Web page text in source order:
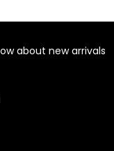
about new arrivals